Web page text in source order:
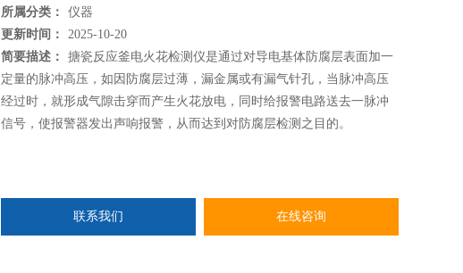
所属分类：
仪器
更新时间：
2025-10-20
简要描述：
搪瓷反应釜电火花检测仪是通过对导电基体防腐层表面加一
定量的脉冲高压，如因防腐层过薄，漏金属或有漏气针孔，当脉冲高压
经过时，就形成气隙击穿而产生火花放电，同时给报警电路送去一脉冲
信号，使报警器发出声响报警，从而达到对防腐层检测之目的。
联系我们 在线咨询